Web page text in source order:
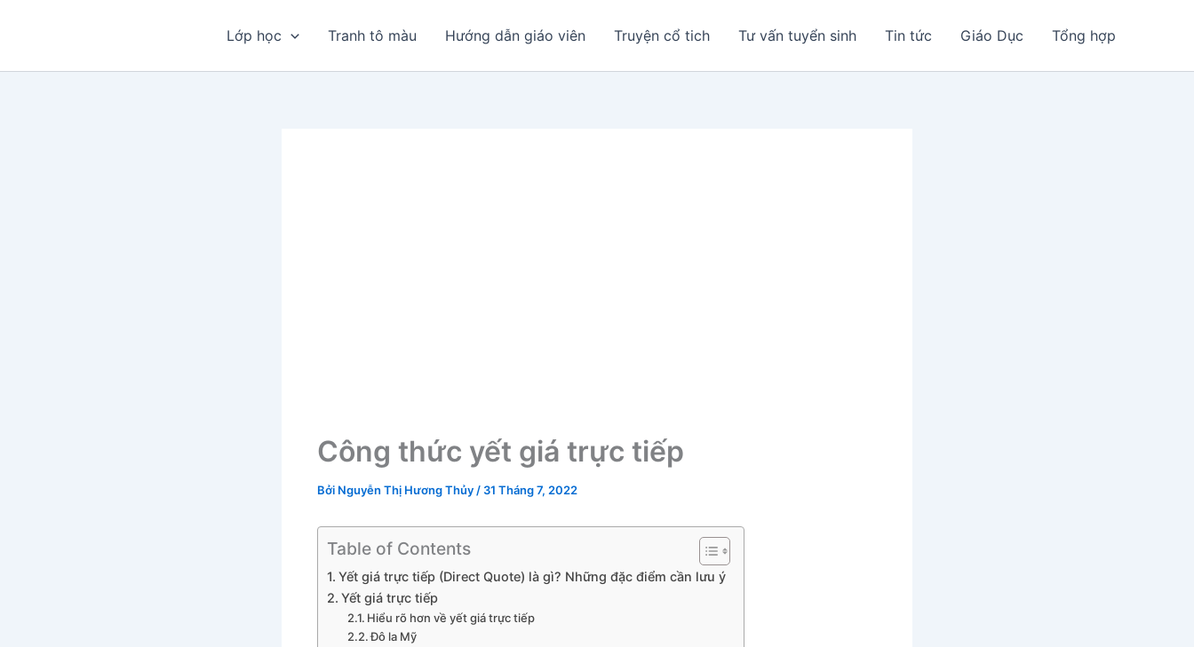
Lớp học Tranh tô màu Hướng dẫn giáo viên Truyện cổ tich Tư vấn tuyển sinh Tin tức Giáo Dục Tổng hợp
Công thức yết giá trực tiếp
Bởi Nguyễn Thị Hương Thủy / 31 Tháng 7, 2022
Table of Contents
Yết giá trực tiếp (Direct Quote) là gì? Những đặc điểm cần lưu ý
Yết giá trực tiếp
Hiểu rõ hơn về yết giá trực tiếp
Đô la Mỹ